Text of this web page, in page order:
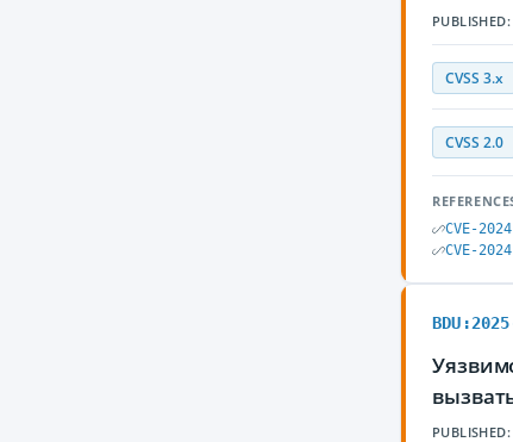
PUBLISHED:
CVSS 3.x
CVSS 2.0
CVE-
CVE-
PUBLISHED: